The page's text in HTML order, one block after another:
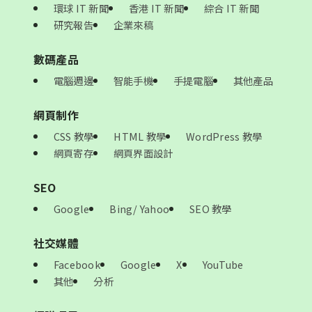
環球 IT 新聞 香港 IT 新聞
綜合 IT 新聞
研究報告
企業來稿
數碼產品
電腦週邊 智能手機 手提電腦 其他產品
網頁制作
CSS 教學 HTML 教學
WordPress 教學
網頁寄存
網頁界面設計
SEO
Google Bing/ Yahoo SEO 教學
社交媒體
Facebook Google X
YouTube
其他
分析